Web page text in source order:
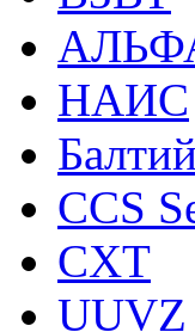
НАИС
CCS
CXT
UUVZ